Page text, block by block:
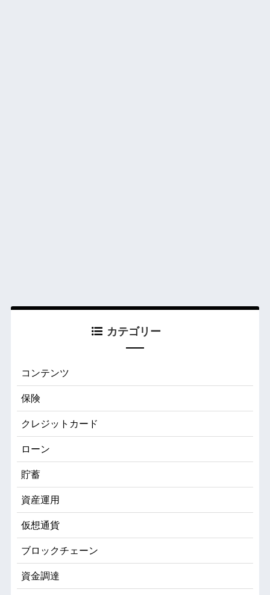
カテゴリー
コンテンツ
保険
クレジットカード
ローン
貯蓄
資産運用
仮想通貨
ブロックチェーン
資金調達